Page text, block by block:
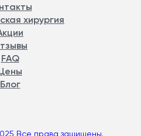
хирургия
FAQ
Цены
Блог
Все права защищены.